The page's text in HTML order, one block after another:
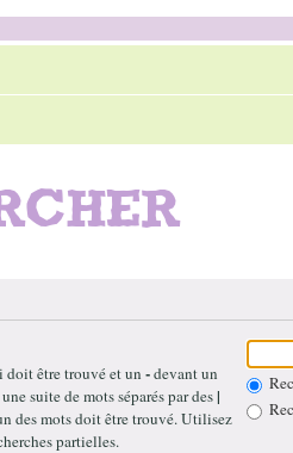
doit être trouvé et un -devant un
suite de mots séparés par des|
des mots doit être trouvé. Utilisez
partielles.